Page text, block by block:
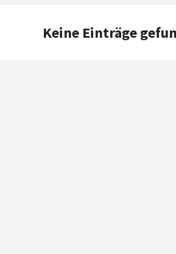
Keine Einträge